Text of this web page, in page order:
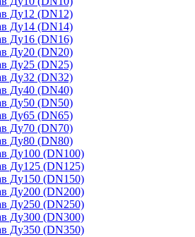
Ду12 (DN12)
Ду14 (DN14)
Ду16 (DN16)
Ду20 (DN20)
Ду25 (DN25)
Ду32 (DN32)
Ду40 (DN40)
Ду50 (DN50)
Ду65 (DN65)
Ду70 (DN70)
Ду80 (DN80)
Ду100 (DN100)
Ду125 (DN125)
Ду150 (DN150)
Ду200 (DN200)
Ду250 (DN250)
Ду300 (DN300)
Ду350 (DN350)